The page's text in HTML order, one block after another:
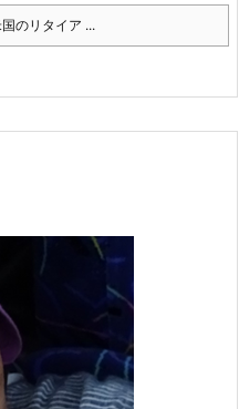
国のリタイア ...